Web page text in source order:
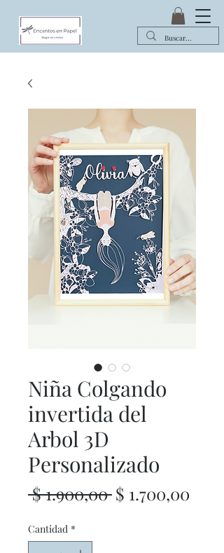
Niña Colgando
invertida del
Arbol 3D
Personalizado
$ 1.900,00 Precio
$ 1.700,00
Cantidad *